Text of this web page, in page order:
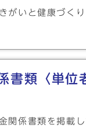
がいと健康づく
書類〈単位
関係書類を掲載し